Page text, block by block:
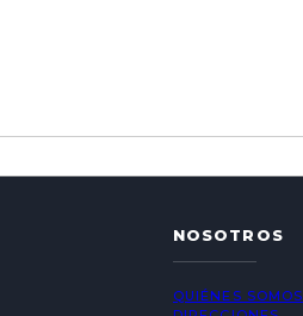
NOSOTROS
QUIÉNES SOMOS